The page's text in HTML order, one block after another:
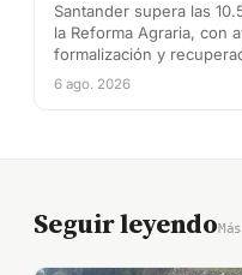
Santander supera las
la Reforma Agraria, con
formalización y
6 ago. 2026
Seguir leyendo